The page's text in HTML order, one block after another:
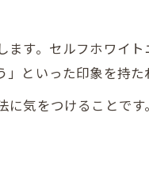
色戻りしにく
す。セルフホワイ
といった印象を持た
気をつけることで